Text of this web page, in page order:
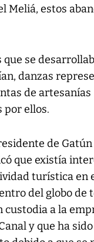
Meliá, estos
que se
danzas
de artesanías
por ellos.
de Gatún
que existía
turística en
del globo de
custodia a la
y que ha